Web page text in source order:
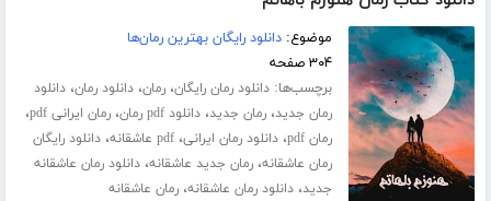
موضوع:دانلود رایگان بهترین رمان‌ها
۳۰۴ صفحه
برچسب‌ها:دانلود رمان رایگان،رمان،دانلود رمان،دانلود
رمان جدید،رمان جدید،دانلود pdf رمان ،رمان ایرانی pdf ،
رمان pdf ،دانلود رمان ایرانی،pdf عاشقانه ،دانلود رایگان
رمان عاشقانه،رمان جدید عاشقانه،دانلود رمان عاشقانه
جدید،دانلود رمان عاشقانه،رمان عاشقانه